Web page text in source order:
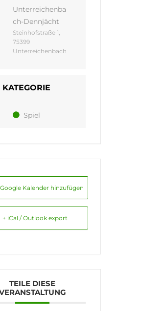
Unterreichenba
ch-Dennjächt
Steinhofstraße 1,
75399
Unterreichenbach
KATEGORIE
Spiel
Kalender hinzufügen
+ iCal / Outlook export
TEILE DIESE